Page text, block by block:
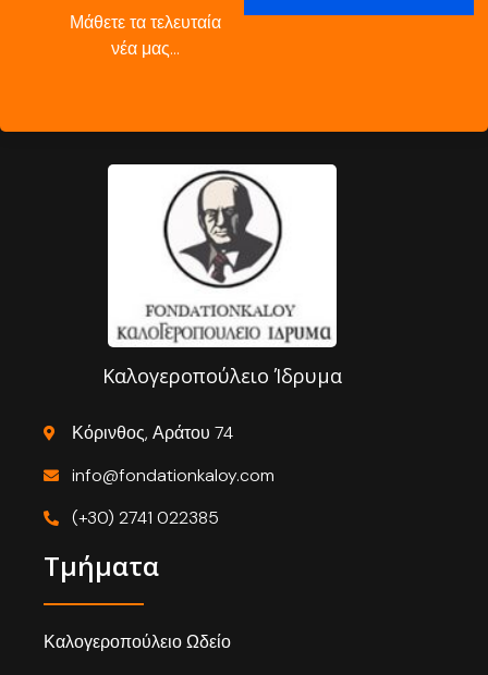
Μάθετε τα τελευταία
νέα μας…
Καλογεροπούλειο Ίδρυμα
Κόρινθος, Αράτου 74
info@fondationkaloy.com
(+30) 2741 022385
Τμήματα
Καλογεροπούλειο Ωδείο